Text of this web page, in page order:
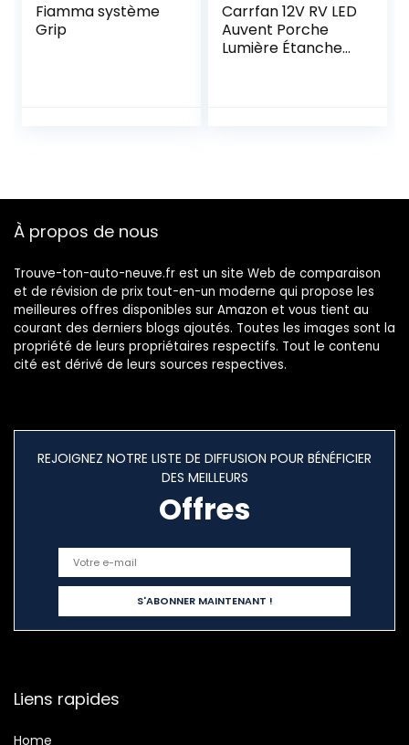
Fiamma système
Grip
Carrfan 12V RV LED
Auvent Porche
Lumière Étanche
À propos de nous
Trouve-ton-auto-neuve.fr est un site Web de comparaison
et de révision de prix tout-en-un moderne qui propose les
meilleures offres disponibles sur Amazon et vous tient au
courant des derniers blogs ajoutés. Toutes les images sont la
propriété de leurs propriétaires respectifs. Tout le contenu
cité est dérivé de leurs sources respectives.
REJOIGNEZ NOTRE LISTE DE DIFFUSION POUR BÉNÉFICIER
DES MEILLEURS
Offres
Liens rapides
Home